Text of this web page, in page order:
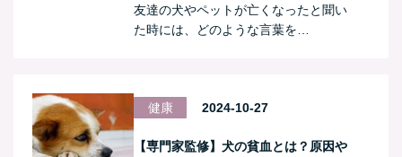
友達の犬やペットが亡くなったと聞い
た時には、どのような言葉を…
健康 2024-10-27
【専門家監修】犬の貧血とは？原因や